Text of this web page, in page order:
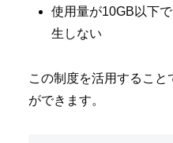
使用量が10GB以下
生しない
この制度を活用すること
ができます。